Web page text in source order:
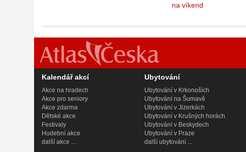
na víkend
Kalendář akcí
Akce na hradech
Akce pro seniory
Akce zdarma
Dětské akce
Festivaly
Hudební akce
další akce ...
Ubytování
Ubytování v Krkonoších
Ubytování na Šumavě
Ubytování v Jizerkách
Ubytování v Krušných horách
Ubytování v Beskydech
Ubytování v Praze
další ubytování ...